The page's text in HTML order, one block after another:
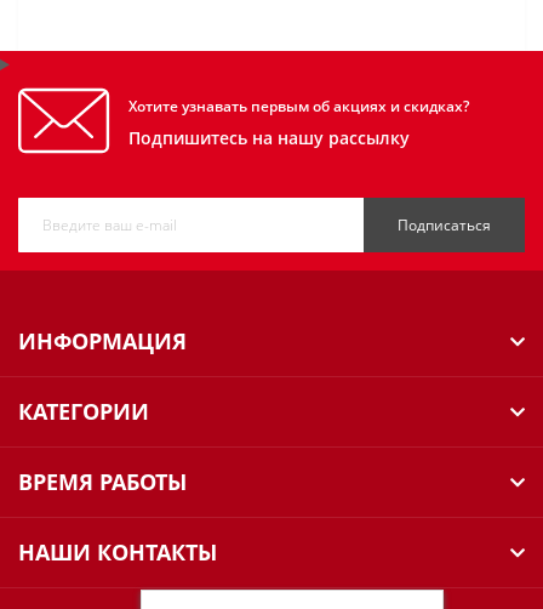
Хотите узнавать первым об акциях и скидках?
Подпишитесь на нашу рассылку
Подписаться
ИНФОРМАЦИЯ
КАТЕГОРИИ
ВРЕМЯ РАБОТЫ
НАШИ КОНТАКТЫ